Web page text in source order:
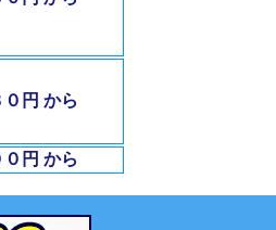
０円 から
０円 から